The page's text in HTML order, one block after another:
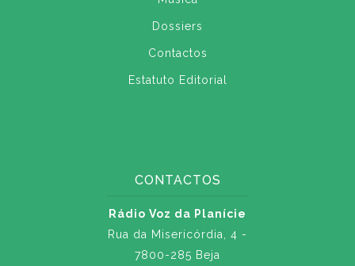
Dossiers
Contactos
Estatuto Editorial
CONTACTOS
Rádio Voz da Planície
Rua da Misericórdia, 4 -
7800-285 Beja